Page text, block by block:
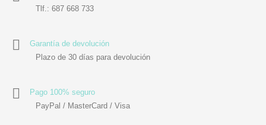
Tlf.: 687 668 733
Garantía de devolución
Plazo de 30 días para devolución
Pago 100% seguro
PayPal / MasterCard / Visa